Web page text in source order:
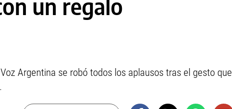
un regalo
Argentina se robó todos los aplausos tras el gesto que